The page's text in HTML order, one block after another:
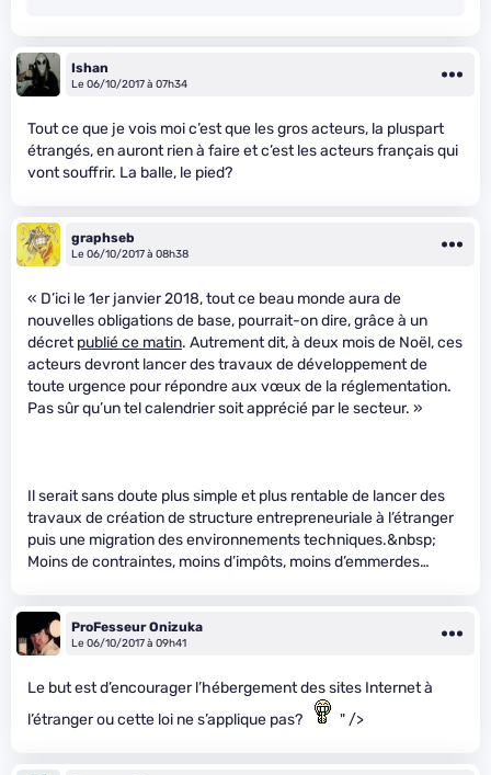
Ishan
Le 06/10/2017 à 07h34
Tout ce que je vois moi c’est que les gros acteurs, la pluspart
étrangés, en auront rien à faire et c’est les acteurs français qui
vont souffrir. La balle, le pied?
graphseb
Le 06/10/2017 à 08h38
« D’ici le 1er janvier 2018, tout ce beau monde aura de
nouvelles obligations de base, pourrait-on dire, grâce à un
décretpublié ce matin. Autrement dit, à deux mois de Noël, ces
acteurs devront lancer des travaux de développement de
toute urgence pour répondre aux vœux de la réglementation.
Pas sûr qu’un tel calendrier soit apprécié par le secteur. »
Il serait sans doute plus simple et plus rentable de lancer des
travaux de création de structure entrepreneuriale à l’étranger
puis une migration des environnements techniques.&nbsp;
Moins de contraintes, moins d’impôts, moins d’emmerdes…
ProFesseur Onizuka
Le 06/10/2017 à 09h41
Le but est d’encourager l’hébergement des sites Internet à
l’étranger ou cette loi ne s’applique pas?
" />